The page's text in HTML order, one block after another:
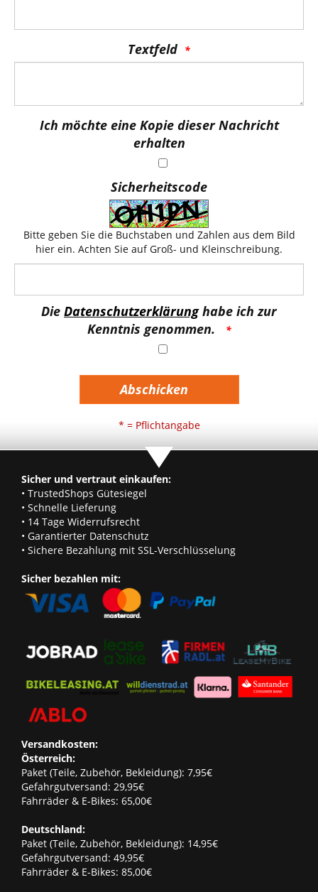
Textfeld
Ich möchte eine Kopie dieser Nachricht
erhalten
Sicherheitscode
Bitte geben Sie die Buchstaben und Zahlen aus dem Bild
hier ein. Achten Sie auf Groß- und Kleinschreibung.
Die Datenschutzerklärunghabe ich zur
Kenntnis genommen.
Abschicken
* = Pflichtangabe
Sicher und vertraut einkaufen:
• TrustedShops Gütesiegel
• Schnelle Lieferung
• 14 Tage Widerrufsrecht
• Garantierter Datenschutz
• Sichere Bezahlung mit SSL-Verschlüsselung
Sicher bezahlen mit:
Versandkosten:
Österreich:
Paket (Teile, Zubehör, Bekleidung): 7,95€
Gefahrgutversand: 29,95€
Fahrräder & E-Bikes: 65,00€
Deutschland:
Paket (Teile, Zubehör, Bekleidung): 14,95€
Gefahrgutversand: 49,95€
Fahrräder & E-Bikes: 85,00€